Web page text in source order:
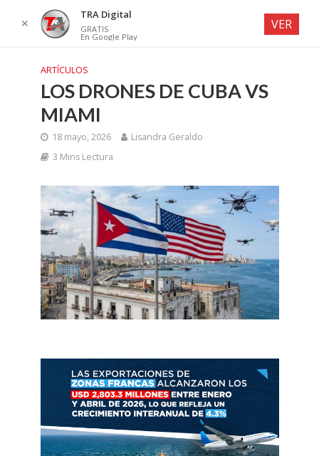
ARTÍCULOS
LOS DRONES DE CUBA VS
MIAMI
18 mayo, 2026
Lisandra Geraldo
3 Mins Lectura
✕
TRA Digital
GRATIS
En Google Play
VER